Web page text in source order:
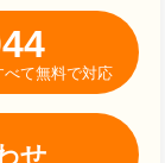
て無料で対応
せ